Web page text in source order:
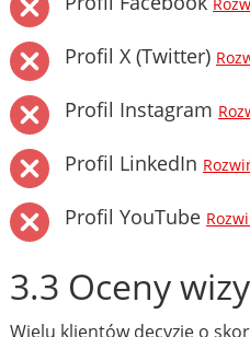
Profil X (Twitter)
Profil Instagram
Profil LinkedIn
Profil YouTube
3.3 Oceny
Wielu klientów decyzję o